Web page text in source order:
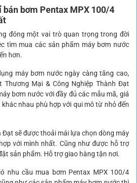
bán bơm Pentax MPX 100/4
đóng một vai trò quan trọng trong đời
tìm mua các sản phẩm máy bơm nước
hơn.
máy bơm nước ngày càng tăng cao,
Thương Mại & Công Nghiệp Thành Đạt
bơm nước với đầy đủ các mẫu mã, giá
nhau phù hợp với qui mô từ nhỏ đến
Đạt sẽ được thoải mái lựa chọn dòng máy
với mình nhất. Cũng như được hỗ trợ
sản phẩm. Hỗ trợ giao hàng tận nơi.
nhu cầu mua bơm Pentax MPX 100/4